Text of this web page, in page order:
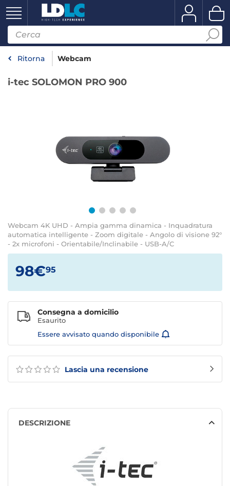
Ritorna Webcam
i-tec SOLOMON PRO 900
Webcam 4K UHD - Ampia gamma dinamica - Inquadratura
automatica intelligente - Zoom digitale - Angolo di visione 92°
- 2x microfoni - Orientabile/Inclinabile - USB-A/C
Lascia una recensione
98€95
Consegna a domicilio
Esaurito
Essere avvisato quando disponibile
DESCRIZIONE